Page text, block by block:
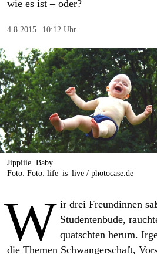
sport
berlin
nord
wahrheit
verlag
verlag
veranstaltungen
fragen & hilfe
unterstützen
abo
wie es ist – oder?
4.8.2015 10:12 Uhr
Jippiiie. Baby
Foto: Foto: life_is_live / photocase.de
W ir drei Freundinnen
Studentenbude,
quatschten herum.
die Themen Schwangerschaft,